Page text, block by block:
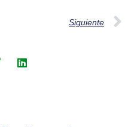
Siguiente